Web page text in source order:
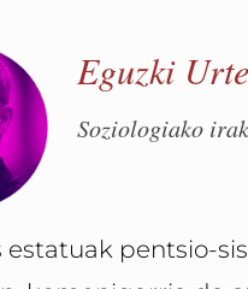
Eguzki
Soziologiako
estatuak pentsio-